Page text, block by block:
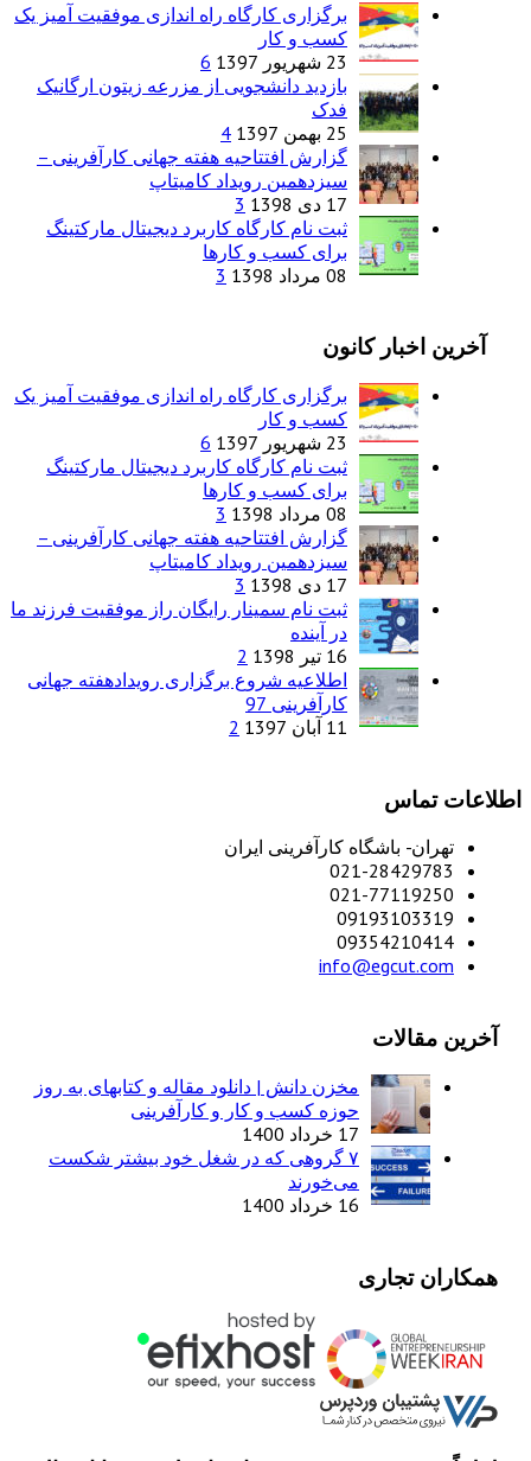
برگزاری کارگاه راه اندازی موفقیت آمیز یک
کسب و کار
23 شهریور 1397
6
بازدید دانشجویی از مزرعه زیتون ارگانیک
فدک
25 بهمن 1397
4
گزارش افتتاحیه هفته جهانی کارآفرینی –
سیزدهمین رویداد کامیتاپ
17 دی 1398
3
ثبت نام کارگاه کاربرد دیجیتال مارکتینگ
برای کسب و کارها
08 مرداد 1398
3
آخرین اخبار کانون
برگزاری کارگاه راه اندازی موفقیت آمیز یک
کسب و کار
23 شهریور 1397
6
ثبت نام کارگاه کاربرد دیجیتال مارکتینگ
برای کسب و کارها
08 مرداد 1398
3
گزارش افتتاحیه هفته جهانی کارآفرینی –
سیزدهمین رویداد کامیتاپ
17 دی 1398
3
ثبت نام سمینار رایگان راز موفقیت فرزند ما
در آینده
16 تیر 1398
2
اطلاعیه شروع برگزاری رویدادهفته جهانی
کارآفرینی 97
11 آبان 1397
2
اطلاعات تماس
تهران- باشگاه کارآفرینی ایران
021-28429783
021-77119250
09193103319
09354210414
info@egcut.com
آخرین مقالات
مخزن دانش | دانلود مقاله و کتابهای به روز
حوزه کسب و کار و کارآفرینی
17 خرداد 1400
۷ گروهی که در شغل خود بیشتر شکست
می‌خورند
16 خرداد 1400
همکاران تجاری